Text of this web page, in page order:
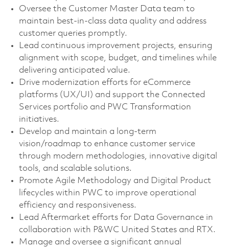
Oversee the Customer Master Data team to
maintain best-in-class data quality and address
customer queries promptly.
Lead continuous improvement projects, ensuring
alignment with scope, budget, and timelines while
delivering anticipated value.
Drive modernization efforts for eCommerce
platforms (UX/UI) and support the Connected
Services portfolio and PWC Transformation
initiatives.
Develop and maintain a long-term
vision/roadmap to enhance customer service
through modern methodologies, innovative digital
tools, and scalable solutions.
Promote Agile Methodology and Digital Product
lifecycles within PWC to improve operational
efficiency and responsiveness.
Lead Aftermarket efforts for Data Governance in
collaboration with P&WC United States and RTX.
Manage and oversee a significant annual